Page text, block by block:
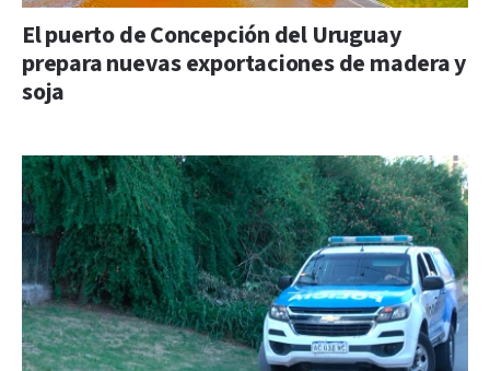
El puerto de Concepción del Uruguay
prepara nuevas exportaciones de madera y
soja